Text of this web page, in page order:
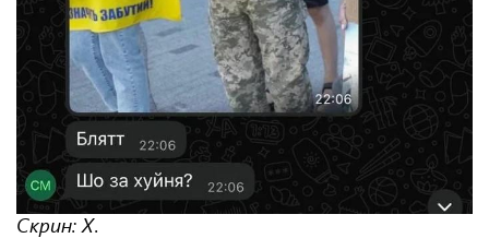
Скрин: Х.